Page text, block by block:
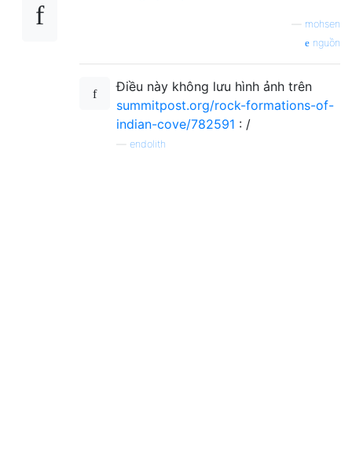
mohsen
nguồn
Điều này không lưu hình ảnh trên
summitpost.org/rock-formations-of-
indian-cove/782591 : /
endolith